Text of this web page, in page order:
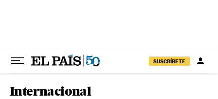
SUSCRÍBETE
Internacional